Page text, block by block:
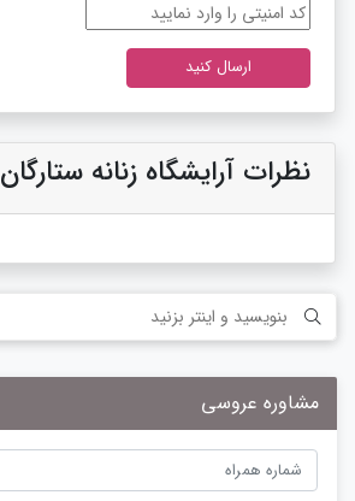
نظرات آرایشگاه زنانه ستارگان
مشاوره عروسی